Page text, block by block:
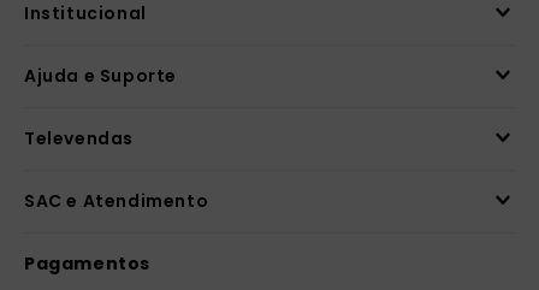
Institucional
Ajuda e Suporte
Televendas
SAC e Atendimento
Pagamentos